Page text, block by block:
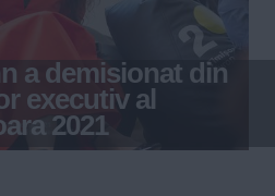
a demisionat din
executiv al
2021